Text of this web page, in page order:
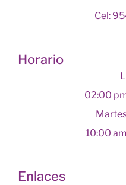
Cel:
Horario
02:00
10:00
Enlaces